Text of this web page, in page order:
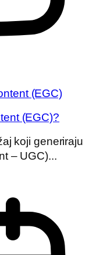
(EGC)?
koji generiraju
– UGC)...